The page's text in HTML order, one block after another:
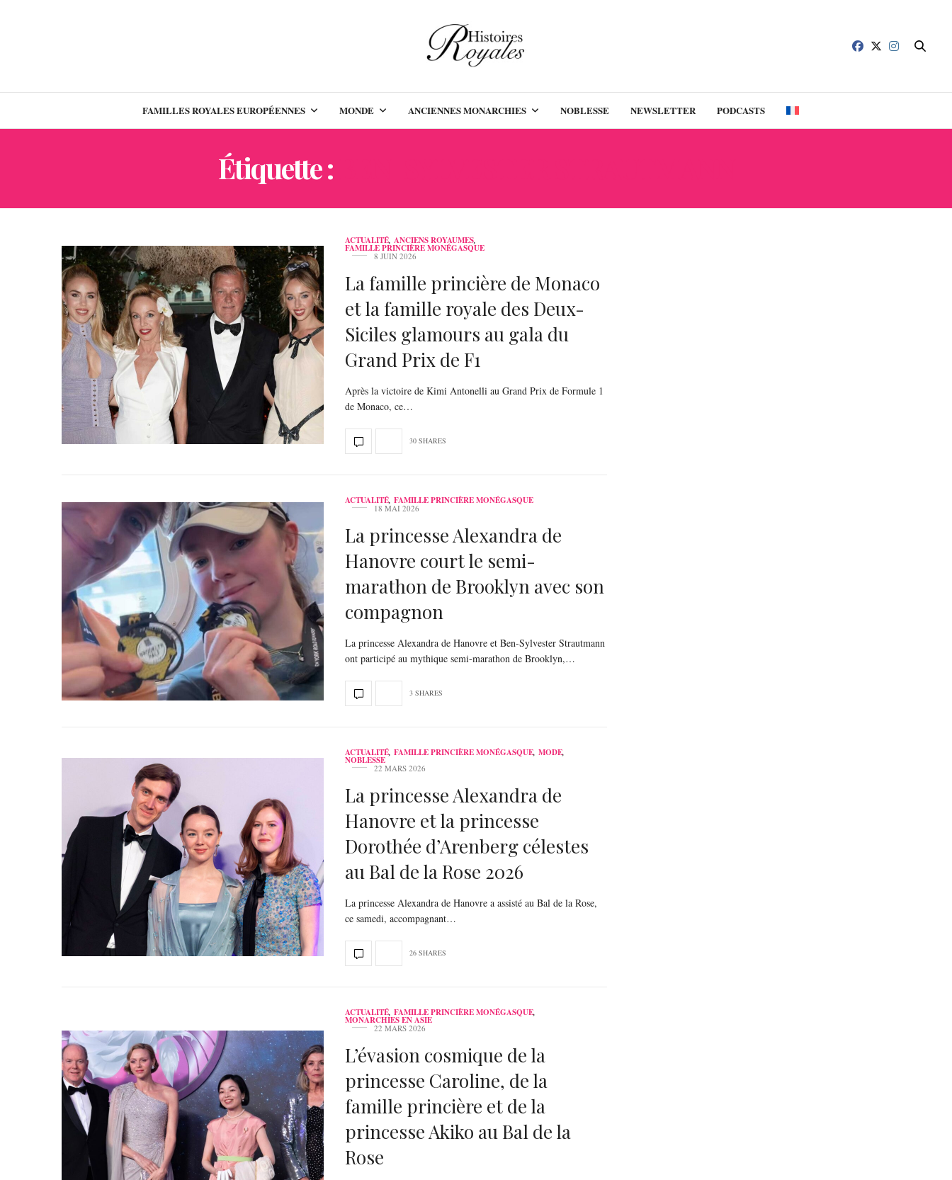
FAMILLES ROYALES EUROPÉENNES MONDE ANCIENNES MONARCHIES NOBLESSE NEWSLETTER PODCASTS
Étiquette :
ACTUALITÉ, ANCIENS ROYAUMES,
FAMILLE PRINCIÈRE MONÉGASQUE
8 JUIN 2026
La famille princière de Monaco
et la famille royale des Deux-
Siciles glamours au gala du
Grand Prix de F1
Après la victoire de Kimi Antonelli au Grand Prix de Formule 1
de Monaco, ce…
30 SHARES
ACTUALITÉ, FAMILLE PRINCIÈRE MONÉGASQUE
18 MAI 2026
La princesse Alexandra de
Hanovre court le semi-
marathon de Brooklyn avec son
compagnon
La princesse Alexandra de Hanovre et Ben-Sylvester Strautmann
ont participé au mythique semi-marathon de Brooklyn,…
3 SHARES
ACTUALITÉ, FAMILLE PRINCIÈRE MONÉGASQUE, MODE,
NOBLESSE
22 MARS 2026
La princesse Alexandra de
Hanovre et la princesse
Dorothée d’Arenberg célestes
au Bal de la Rose 2026
La princesse Alexandra de Hanovre a assisté au Bal de la Rose,
ce samedi, accompagnant…
26 SHARES
ACTUALITÉ, FAMILLE PRINCIÈRE MONÉGASQUE,
MONARCHIES EN ASIE
22 MARS 2026
L’évasion cosmique de la
princesse Caroline, de la
famille princière et de la
princesse Akiko au Bal de la
Rose